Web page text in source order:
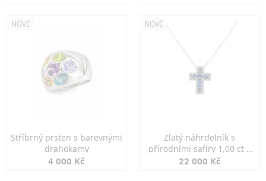
NOVÉ
Stříbrný prsten s barevnými
drahokamy
4 000 Kč
NOVÉ
Zlatý náhrdelník s
přírodními safíry 1,00 ct a
diamanty
22 000 Kč